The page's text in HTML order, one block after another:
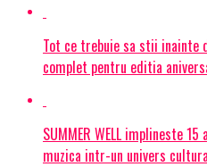
Tot ce trebuie sa stii inainte
complet pentru editia
SUMMER WELL implineste
muzica intr-un univers